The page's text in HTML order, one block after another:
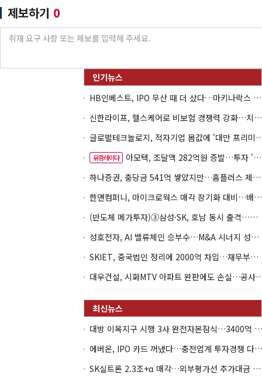
제보하기 0
HB인베스트, IPO 무산 때 더 샀다…마키나락스 투자 2.7배 회수
신한라이프, 헬스케어로 비보험 경쟁력 강화…치매·간병 공략
글로벌테크놀로지, 적자기업 몸값
유증레이다
아모텍, 조달액 282억원 증발…투자 '속도 조절' 불가피
하나증권, 충당금 541억 쌓았지만…홈플러스 제재는 추가 비용 불씨
한앤컴퍼니, 마이크로웍스 매각 장기화 대비…배당 회수판 깔았다
(반도체 메가투자)③삼성·SK, 호남 동시 출격…인력·협력사 쟁탈전
성호전자, AI 밸류체인 승부수…M&A 시너지 성과 '시험대'
SKIET, 중국법인 정리에 2000억 차입…재무부담 더 커졌다
대우건설, 시화MTV 아파트 완
대방 이목지구 시행 3사 완전자본잠식…3400억 PF는 그룹 신용으로
에버온, IPO 카드 꺼냈다…충전업계 투자경쟁 다시 불붙나
SK실트론 2.3조+α 매각…외부평가선 추가대금 가치 '0원'